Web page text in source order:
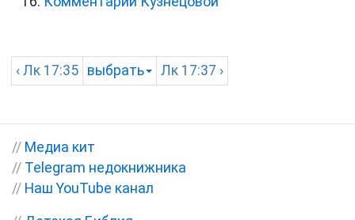
‹ Лк 17:35 выбрать Лк 17:37 ›
// Медиа кит
// Telegram недокнижника
// Наш YouTube канал